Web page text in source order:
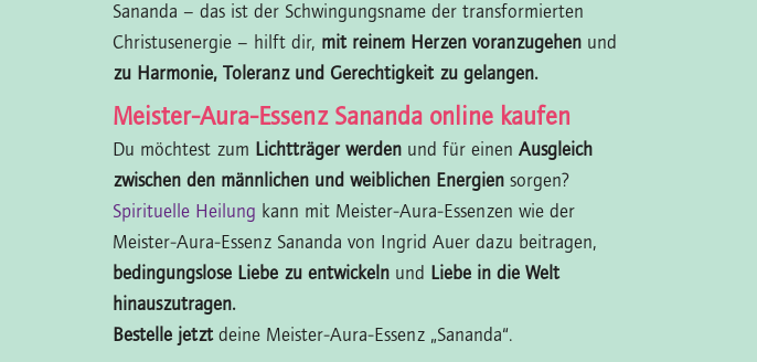
Sananda – das ist der Schwingungsname der transformierten
Christusenergie – hilft dir, mit reinem Herzen voranzugehen und
zu Harmonie, Toleranz und Gerechtigkeit zu gelangen.
Meister-Aura-Essenz Sananda online kaufen
Du möchtest zum Lichtträger werden und für einen Ausgleich
zwischen den männlichen und weiblichen Energien sorgen?
Spirituelle Heilung kann mit Meister-Aura-Essenzen wie der
Meister-Aura-Essenz Sananda von Ingrid Auer dazu beitragen,
bedingungslose Liebe zu entwickeln und Liebe in die Welt
hinauszutragen.
Bestelle jetzt deine Meister-Aura-Essenz „Sananda“.